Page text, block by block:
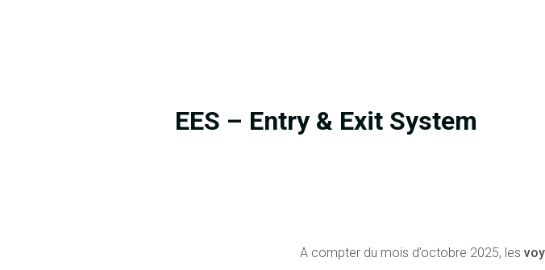
EES – Entry & Exit System
A compter du mois d’octobre 2025, les